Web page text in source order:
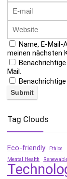
Name, E-Mail-
meinen nächsten
Mail.
Tag Clouds
Eco-friendly Ethics
Mental Health